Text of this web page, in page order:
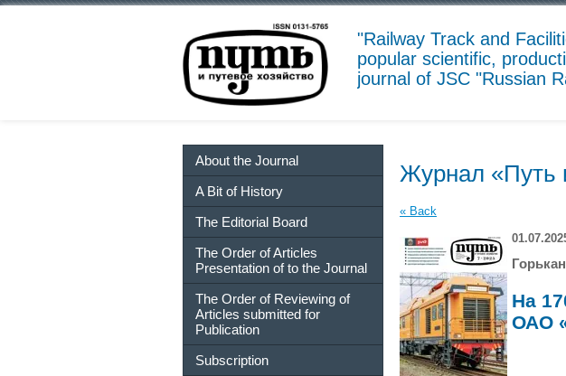
"Railway Track and
popular scientific,
journal of JSC "Russian
About the Journal
A Bit of History
The Editorial Board
The Order of Articles
Presentation of to the Journal
The Order of Reviewing of
Articles submitted for
Publication
Subscription
Журнал «Путь
« Back
На
ОАО